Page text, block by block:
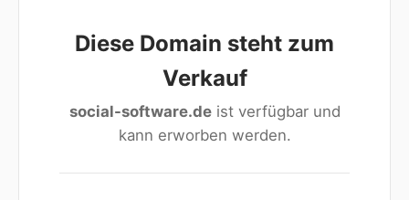
Diese Domain steht zum
Verkauf
social-software.deist verfügbar und
kann erworben werden.